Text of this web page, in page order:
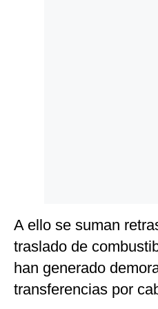
A ello se suman
traslado de
han generado
transferencias por